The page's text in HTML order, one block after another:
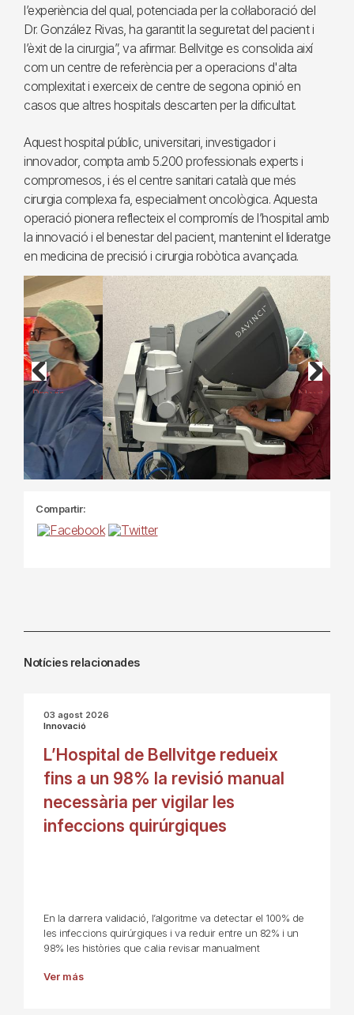
l’experiència del qual, potenciada per la col·laboració del
Dr. González Rivas, ha garantit la seguretat del pacient i
l’èxit de la cirurgia”, va afirmar. Bellvitge es consolida així
com un centre de referència per a operacions d'alta
complexitat i exerceix de centre de segona opinió en
casos que altres hospitals descarten per la dificultat.
Aquest hospital públic, universitari, investigador i
innovador, compta amb 5.200 professionals experts i
compromesos, i és el centre sanitari català que més
cirurgia complexa fa, especialment oncològica. Aquesta
operació pionera reflecteix el compromís de l’hospital amb
la innovació i el benestar del pacient, mantenint el lideratge
en medicina de precisió i cirurgia robòtica avançada.
Previous Next
Compartir:
Notícies relacionades
03 agost 2026
Innovació
L’Hospital de Bellvitge redueix
fins a un 98% la revisió manual
necessària per vigilar les
infeccions quirúrgiques
En la darrera validació, l’algoritme va detectar el 100% de
les infeccions quirúrgiques i va reduir entre un 82% i un
98% les històries que calia revisar manualment
Ver más